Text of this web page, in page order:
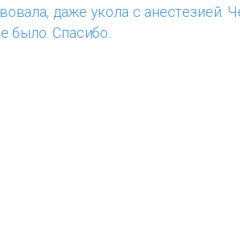
даже укола с анестезией.
было. Спасибо.